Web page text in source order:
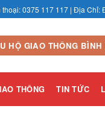
0375 117 117 | Địa Chỉ:
HỘ GIAO THÔNG BÌNH
THÔNG TIN TỨC